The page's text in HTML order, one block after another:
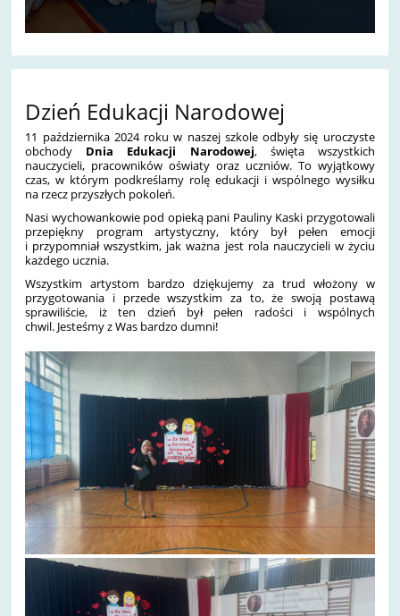
Dzień Edukacji Narodowej
11 października 2024 roku w naszej szkole odbyły się uroczyste
obchody
Dnia Edukacji Narodowej, święta wszystkich
nauczycieli, pracowników oświaty oraz uczniów. To wyjątkowy
czas, w którym podkreślamy rolę edukacji i wspólnego wysiłku
na rzecz przyszłych pokoleń.
Nasi wychowankowie pod opieką pani Pauliny Kaski przygotowali
przepiękny program artystyczny, który był pełen emocji
i przypomniał wszystkim, jak ważna jest rola nauczycieli w życiu
każdego ucznia.
Wszystkim artystom bardzo dziękujemy za trud włożony w
przygotowania i przede wszystkim za to, że swoją postawą
sprawiliście, iż ten dzień był pełen radości i wspólnych
chwil. Jesteśmy z Was bardzo dumni!